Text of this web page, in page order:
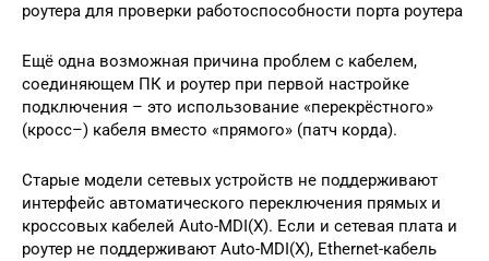
роутера для проверки работоспособности порта роутера
Ещё одна возможная причина проблем с кабелем,
соединяющем ПК и роутер при первой настройке
подключения – это использование «перекрёстного»
(кросс–) кабеля вместо «прямого» (патч корда).
Старые модели сетевых устройств не поддерживают
интерфейс автоматического переключения прямых и
кроссовых кабелей Auto-MDI(X). Если и сетевая плата и
роутер не поддерживают Auto-MDI(X), Ethernet-кабель